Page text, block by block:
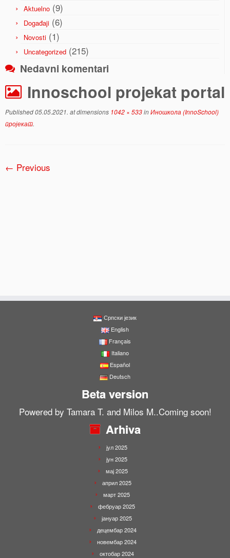
Aktuelno (9)
Događaji (6)
Novosti (1)
Uncategorized (215)
Nedavni komentari
Innoschool projekat portal
Published05.05.2021. at dimensions 1042 × 533inИношкола (InnoSchool)
пројекат.
← Previous
Српски језик
English
Français
Italiano
Español
Deutsch
Beta version
Powered by Tamara T. and Milos M..Coming soon!
Arhiva
јул 2025
јун 2025
мај 2025
април 2025
март 2025
фебруар 2025
јануар 2025
децембар 2024
новембар 2024
октобар 2024